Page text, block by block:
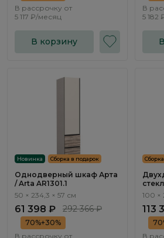
В рассрочку от
5 117 ₽/месяц
В корзину
В
5 182
Новинка Сборка в подарок
Однодверный шкаф Арта
/ Arta AR1301.1
50 × 234,3 × 57 см
61 398 ₽ 292 366 ₽
70%+30%
В рассрочку от
100 ×
113
В